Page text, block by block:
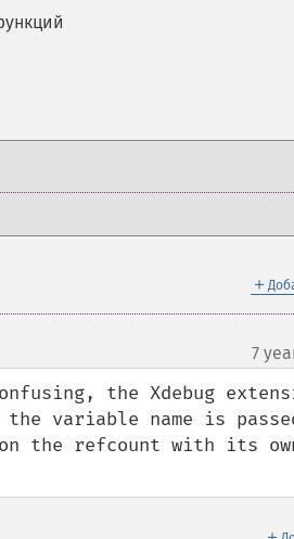
＋
7
the Xdebug
variable name is
the refcount with its